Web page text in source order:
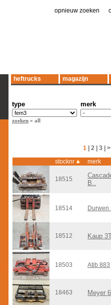
opnieuw zoeken
heftrucks magazijn
type merk
zoeken » all
1 2 3 >
stocknr
merk
18515
B..
18514 Durwen
18512 Kaup
18503 Atib 883
18463 Meyer